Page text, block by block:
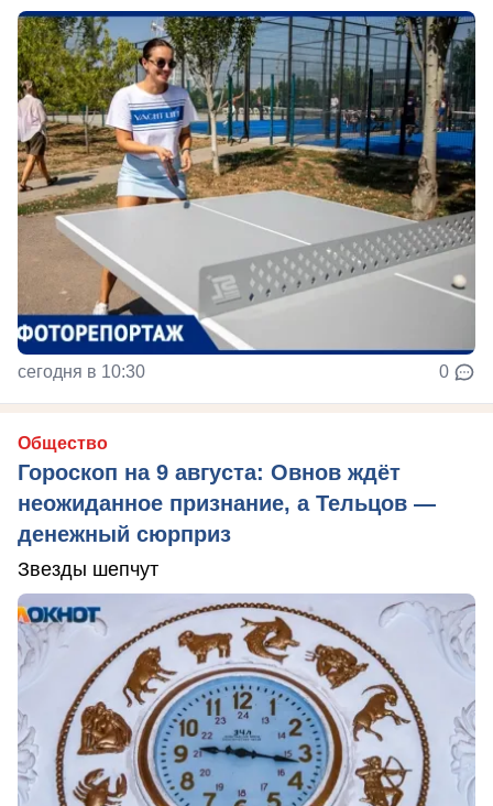
сегодня в 10:30 0
Общество
Гороскоп на 9 августа: Овнов ждёт
неожиданное признание, а Тельцов —
денежный сюрприз
Звезды шепчут